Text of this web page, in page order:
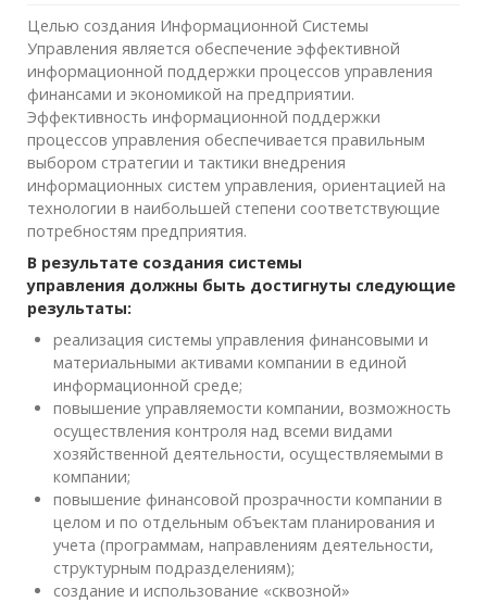
Целью создания Информационной Системы
Управления является обеспечение эффективной
информационной поддержки процессов управления
финансами и экономикой на предприятии.
Эффективность информационной поддержки
процессов управления обеспечивается правильным
выбором стратегии и тактики внедрения
информационных систем управления, ориентацией на
технологии в наибольшей степени соответствующие
потребностям предприятия.
В результате создания системы
управления должны быть достигнуты следующие
результаты:
реализация системы управления финансовыми и
материальными активами компании в единой
информационной среде;
повышение управляемости компании, возможность
осуществления контроля над всеми видами
хозяйственной деятельности, осуществляемыми в
компании;
повышение финансовой прозрачности компании в
целом и по отдельным объектам планирования и
учета (программам, направлениям деятельности,
структурным подразделениям);
создание и использование «сквозной»